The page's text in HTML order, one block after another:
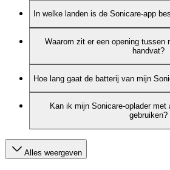
In welke landen is de Sonicare-app
Waarom zit er een opening tussen
handvat?
Hoe lang gaat de batterij van mijn
Kan ik mijn Sonicare-oplader met
gebruiken?
Alles weergeven